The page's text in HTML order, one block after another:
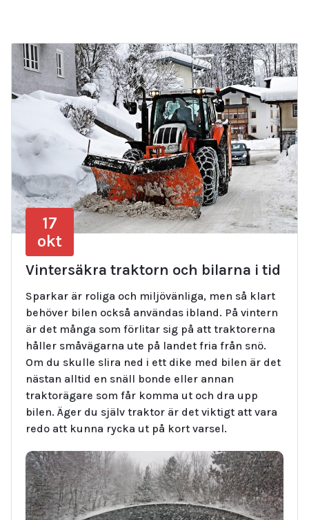
17
okt
Vintersäkra traktorn och bilarna i tid
Sparkar är roliga och miljövänliga, men så klart
behöver bilen också användas ibland. På vintern
är det många som förlitar sig på att traktorerna
håller småvägarna ute på landet fria från snö.
Om du skulle slira ned i ett dike med bilen är det
nästan alltid en snäll bonde eller annan
traktorägare som får komma ut och dra upp
bilen. Äger du själv traktor är det viktigt att vara
redo att kunna rycka ut på kort varsel.